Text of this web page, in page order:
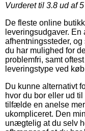
Vurderet til 3.8 ud af
De fleste online
leveringsudgaver.
afhentningssteder,
du har mulighed for
problemfri, samt
leveringstype ved
Du kunne alternativt
hvor du bor eller ud
tilfælde en anelse
ukompliceret. Den
unægtelig at du selv